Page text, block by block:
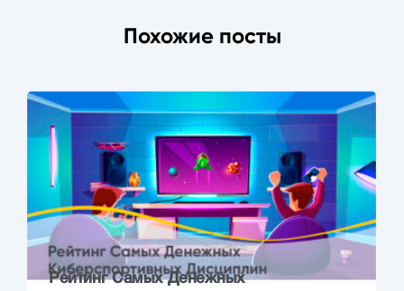
Похожие посты
Рейтинг Самых Денежных